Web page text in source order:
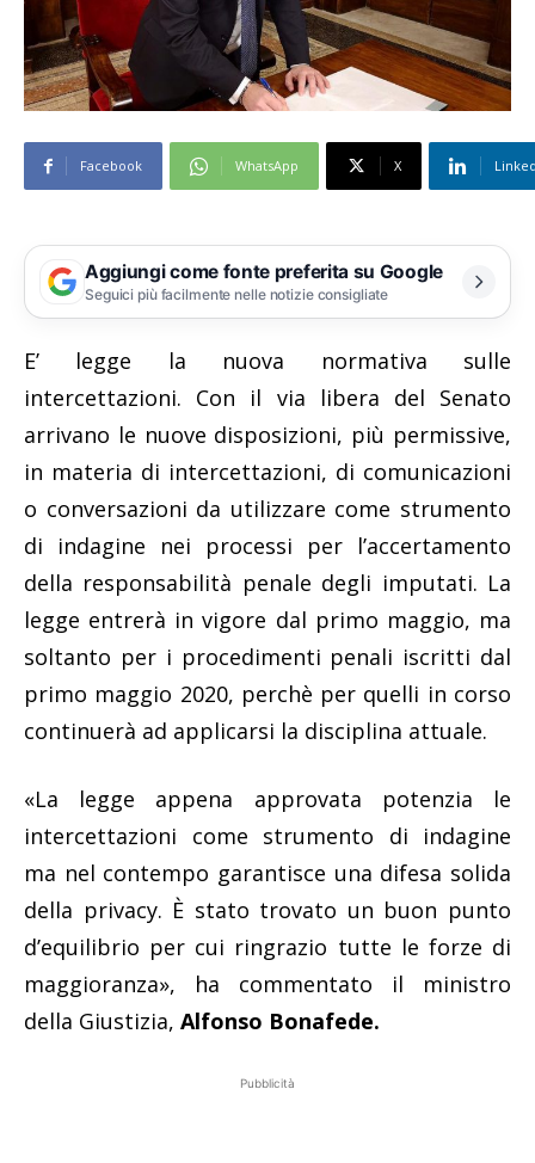
Facebook WhatsApp X
Aggiungi come fonte preferita su Google
Seguici più facilmente nelle notizie consigliate
E’ legge la nuova normativa sulle
intercettazioni. Con il via libera del Senato
arrivano le nuove disposizioni, più permissive,
in materia di intercettazioni, di comunicazioni
o conversazioni da utilizzare come strumento
di indagine nei processi per l’accertamento
della responsabilità penale degli imputati. La
legge entrerà in vigore dal primo maggio, ma
soltanto per i procedimenti penali iscritti dal
primo maggio 2020, perchè per quelli in corso
continuerà ad applicarsi la disciplina attuale.
«La legge appena approvata potenzia le
intercettazioni come strumento di indagine
ma nel contempo garantisce una difesa solida
della privacy. È stato trovato un buon punto
d’equilibrio per cui ringrazio tutte le forze di
maggioranza», ha commentato il ministro
della Giustizia, Alfonso Bonafede.
Pubblicità